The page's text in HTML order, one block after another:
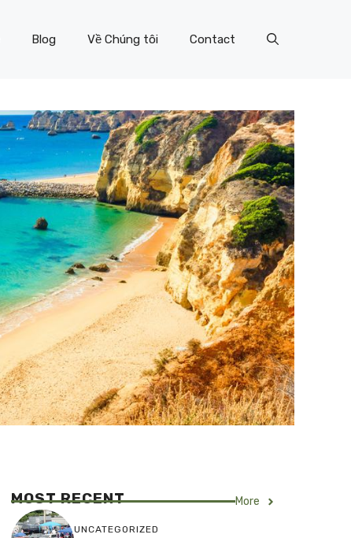
Blog Về Chúng tôi Contact
MOST RECENT More
UNCATEGORIZED